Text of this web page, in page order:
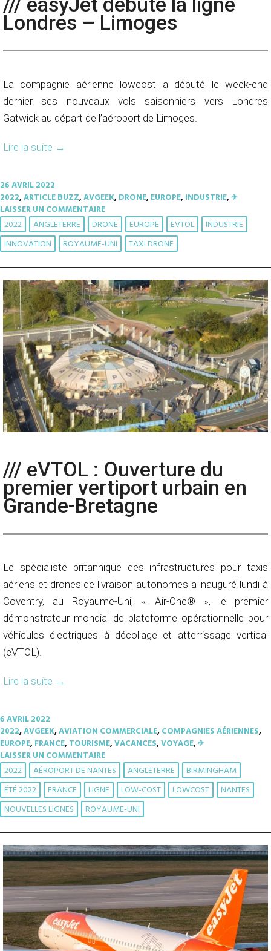
Londres – Limoges
La compagnie aérienne lowcost a débuté le week-end
dernier ses nouveaux vols saisonniers vers Londres
Gatwick au départ de l’aéroport de Limoges.
Lire la suite →
26 AVRIL 2022
2022,ARTICLE BUZZ,AVGEEK,DRONE,EUROPE,INDUSTRIE,✈︎
LAISSER UN COMMENTAIRE
2022 ANGLETERRE DRONE EUROPE EVTOL
INDUSTRIE
INNOVATION
ROYAUME-UNI TAXI DRONE
/// eVTOL : Ouverture du
premier vertiport urbain en
Grande-Bretagne
Le spécialiste britannique des infrastructures pour taxis
aériens et drones de livraison autonomes a inauguré lundi à
Coventry, au Royaume-Uni, « Air-One® », le premier
démonstrateur mondial de plateforme opérationnelle pour
véhicules électriques à décollage et atterrissage vertical
(eVTOL).
Lire la suite →
6 AVRIL 2022
2022,AVGEEK,AVIATION COMMERCIALE,COMPAGNIES AÉRIENNES,
EUROPE,FRANCE,TOURISME,VACANCES,VOYAGE,✈︎
LAISSER UN COMMENTAIRE
2022 AÉROPORT DE NANTES ANGLETERRE
BIRMINGHAM
ÉTÉ 2022
FRANCE LIGNE LOW-COST LOWCOST
NANTES
NOUVELLES LIGNES
ROYAUME-UNI